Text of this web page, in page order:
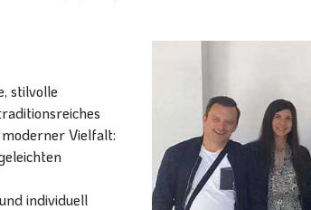
stilvolle
Vielfalt:
individuell